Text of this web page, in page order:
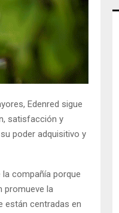
Edenred sigue
satisfacción y
poder adquisitivo y
compañía porque
promueve la
están centradas en